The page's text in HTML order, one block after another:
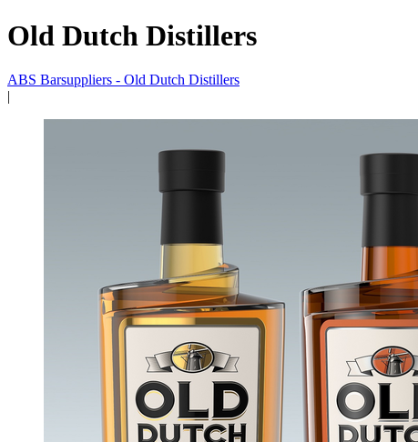
Old Dutch Distillers
ABS Barsuppliers - Old Dutch Distillers
|